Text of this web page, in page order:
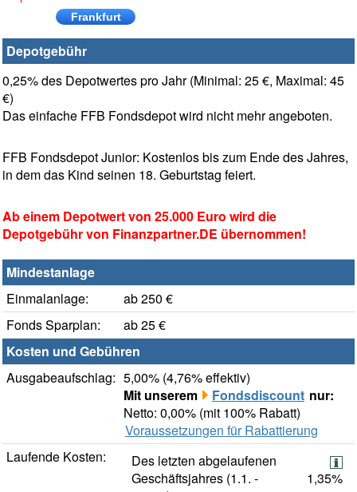
Frankfurt
Depotgebühr
0,25% des Depotwertes pro Jahr (Minimal: 25 €, Maximal: 45
€)
Das einfache FFB Fondsdepot wird nicht mehr angeboten.
FFB Fondsdepot Junior: Kostenlos bis zum Ende des Jahres,
in dem das Kind seinen 18. Geburtstag feiert.
Ab einem Depotwert von 25.000 Euro wird die
Depotgebühr von Finanzpartner.DE übernommen!
Mindestanlage
Einmalanlage:
ab 250 €
Fonds Sparplan:
ab 25 €
Kosten und Gebühren
Ausgabeaufschlag: 5,00% (4,76% effektiv)
Mit unserem
Fondsdiscount nur:
Netto: 0,00% (mit 100% Rabatt)
Voraussetzungen für Rabattierung
Laufende Kosten:
Des letzten abgelaufenen
Geschäftsjahres (1.1. -
1,35%